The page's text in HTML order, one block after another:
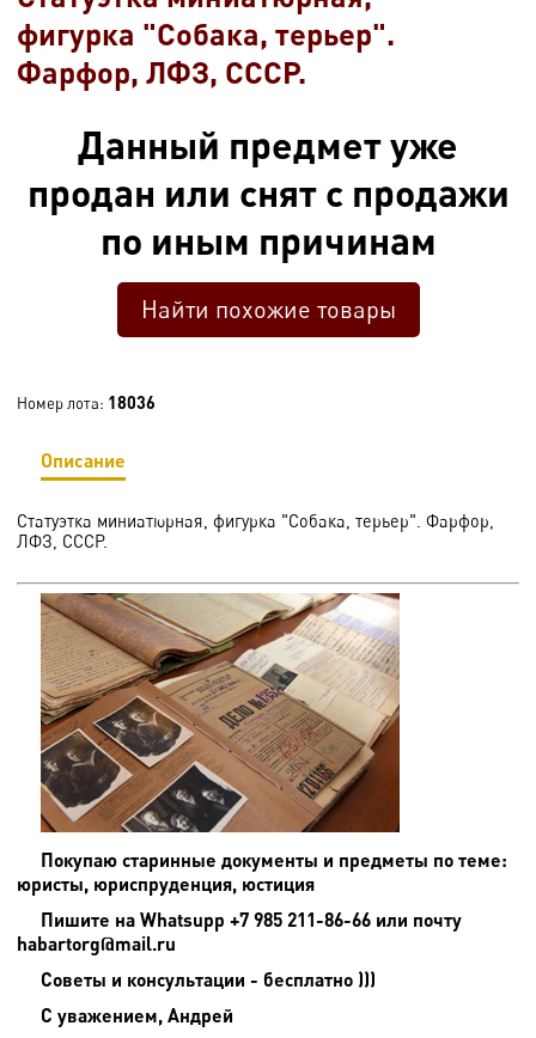
фигурка "Собака, терьер".
Фарфор, ЛФЗ, СССР.
Данный предмет уже
продан или снят с продажи
по иным причинам
Найти похожие товары
Номер лота: 18036
Описание
Статуэтка миниатюрная, фигурка "Собака, терьер". Фарфор,
ЛФЗ, СССР.
Покупаю старинные документы и предметы по теме:
юристы, юриспруденция, юстиция
Пишите на Whatsupp +7 985 211-86-66 или почту
habartorg@mail.ru
Советы и консультации - бесплатно )))
С уважением, Андрей